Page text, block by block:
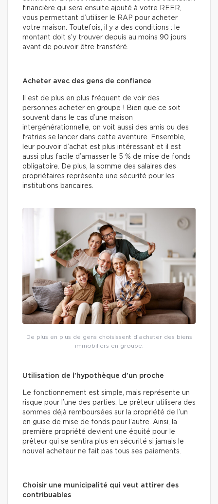
financière qui sera ensuite ajouté à votre REER,
vous permettant d’utiliser le RAP pour acheter
votre maison. Toutefois, il y a des conditions : le
montant doit s’y trouver depuis au moins 90 jours
avant de pouvoir être transféré.
Acheter avec des gens de confiance
Il est de plus en plus fréquent de voir des
personnes acheter en groupe ! Bien que ce soit
souvent dans le cas d’une maison
intergénérationnelle, on voit aussi des amis ou des
fratries se lancer dans cette aventure. Ensemble,
leur pouvoir d’achat est plus intéressant et il est
aussi plus facile d’amasser le 5 % de mise de fonds
obligatoire. De plus, la somme des salaires des
propriétaires représente une sécurité pour les
institutions bancaires.
De plus en plus de gens choisissent d’acheter des biens
immobiliers en groupe.
Utilisation de l’hypothèque d’un proche
Le fonctionnement est simple, mais représente un
risque pour l’une des parties. Le prêteur utilisera des
sommes déjà remboursées sur la propriété de l’un
en guise de mise de fonds pour l’autre. Ainsi, la
première propriété devient une équité pour le
prêteur qui se sentira plus en sécurité si jamais le
nouvel acheteur ne fait pas tous ses paiements.
Choisir une municipalité qui veut attirer des
contribuables